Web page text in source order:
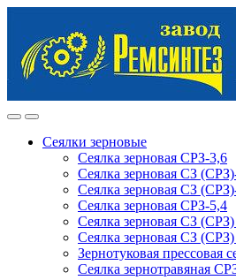
navigation
content
Сеялки зерновые
Сеялка зерновая СРЗ-3,6
Сеялка зерновая СЗ
Сеялка зерновая СЗ
Сеялка зерновая СРЗ-5,4
Сеялка зерновая СЗ (СРЗ)
Сеялка зерновая СЗ
Зернотуковая прессовая
Сеялка зернотравяная